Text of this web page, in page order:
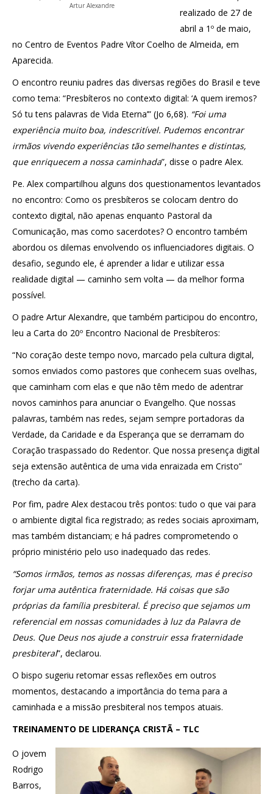
Artur Alexandre
realizado de 27 de
abril a 1º de maio,
no Centro de Eventos Padre Vítor Coelho de Almeida, em
Aparecida.
O encontro reuniu padres das diversas regiões do Brasil e teve
como tema: “Presbíteros no contexto digital: ‘A quem iremos?
Só tu tens palavras de Vida Eterna’” (Jo 6,68). “Foi uma
experiência muito boa, indescritível. Pudemos encontrar
irmãos vivendo experiências tão semelhantes e distintas,
que enriquecem a nossa caminhada”, disse o padre Alex.
Pe. Alex compartilhou alguns dos questionamentos levantados
no encontro: Como os presbíteros se colocam dentro do
contexto digital, não apenas enquanto Pastoral da
Comunicação, mas como sacerdotes? O encontro também
abordou os dilemas envolvendo os influenciadores digitais. O
desafio, segundo ele, é aprender a lidar e utilizar essa
realidade digital — caminho sem volta — da melhor forma
possível.
O padre Artur Alexandre, que também participou do encontro,
leu a Carta do 20º Encontro Nacional de Presbíteros:
“No coração deste tempo novo, marcado pela cultura digital,
somos enviados como pastores que conhecem suas ovelhas,
que caminham com elas e que não têm medo de adentrar
novos caminhos para anunciar o Evangelho. Que nossas
palavras, também nas redes, sejam sempre portadoras da
Verdade, da Caridade e da Esperança que se derramam do
Coração traspassado do Redentor. Que nossa presença digital
seja extensão autêntica de uma vida enraizada em Cristo”
(trecho da carta).
Por fim, padre Alex destacou três pontos: tudo o que vai para
o ambiente digital fica registrado; as redes sociais aproximam,
mas também distanciam; e há padres comprometendo o
próprio ministério pelo uso inadequado das redes.
“Somos irmãos, temos as nossas diferenças, mas é preciso
forjar uma autêntica fraternidade. Há coisas que são
próprias da família presbiteral. É preciso que sejamos um
referencial em nossas comunidades à luz da Palavra de
Deus. Que Deus nos ajude a construir essa fraternidade
presbiteral”, declarou.
O bispo sugeriu retomar essas reflexões em outros
momentos, destacando a importância do tema para a
caminhada e a missão presbiteral nos tempos atuais.
TREINAMENTO DE LIDERANÇA CRISTÃ – TLC
O jovem
Rodrigo
Barros,